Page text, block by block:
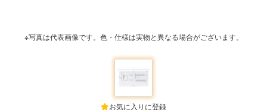
※写真は代表画像です。色・仕様は実物と異なる場合がございます。
お気に入りに登録